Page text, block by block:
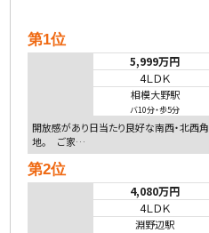
第1位
5,999万円
4ＬＤＫ
相模大野駅
バ10分・歩5分
開放感があり日当たり良好な南西・北西角
地。 ご家…
第2位
4,080万円
4ＬＤＫ
淵野辺駅